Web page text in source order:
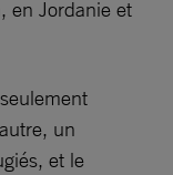
en Jordanie et
un
et le